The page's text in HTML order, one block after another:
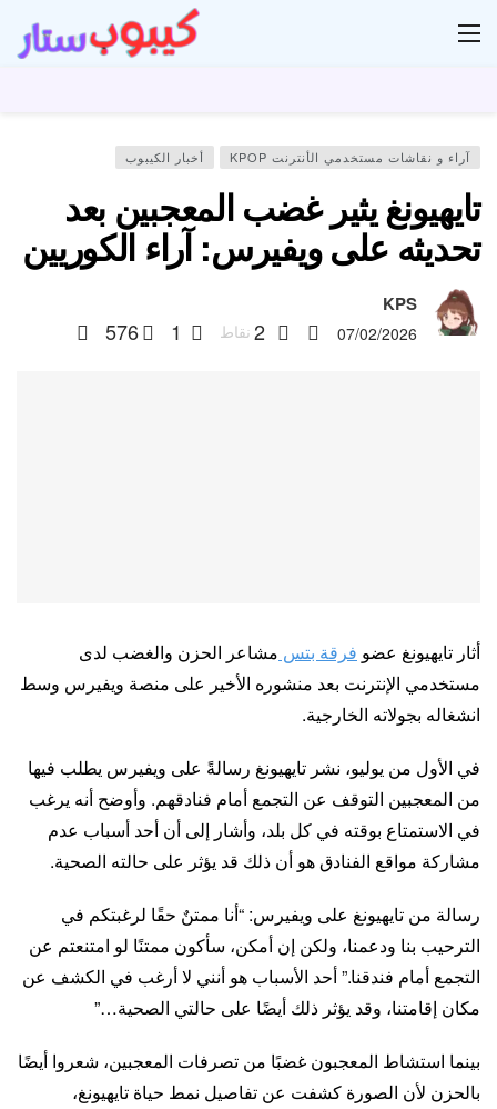
آراء و نقاشات مستخدمي الأنترنت KPOP أخبار الكيبوب
تايهيونغ يثير غضب المعجبين بعد
تحديثه على ويفيرس: آراء الكوريين
KPS
07/02/2026
2 نقاط 1
576
أثار تايهيونغ عضو فرقة بتس مشاعر الحزن والغضب لدى
مستخدمي الإنترنت بعد منشوره الأخير على منصة ويفيرس وسط
انشغاله بجولاته الخارجية.
في الأول من يوليو، نشر تايهيونغ رسالةً على ويفيرس يطلب فيها
من المعجبين التوقف عن التجمع أمام فنادقهم. وأوضح أنه يرغب
في الاستمتاع بوقته في كل بلد، وأشار إلى أن أحد أسباب عدم
مشاركة مواقع الفنادق هو أن ذلك قد يؤثر على حالته الصحية.
رسالة من تايهيونغ على ويفيرس: “أنا ممتنٌ حقًا لرغبتكم في
الترحيب بنا ودعمنا، ولكن إن أمكن، سأكون ممتنًا لو امتنعتم عن
التجمع أمام فندقنا.” أحد الأسباب هو أنني لا أرغب في الكشف عن
مكان إقامتنا، وقد يؤثر ذلك أيضًا على حالتي الصحية…”
بينما استشاط المعجبون غضبًا من تصرفات المعجبين، شعروا أيضًا
بالحزن لأن الصورة كشفت عن تفاصيل نمط حياة تايهيونغ،